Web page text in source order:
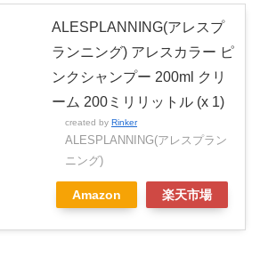
ALESPLANNING(アレスプ
ランニング) アレスカラー ピ
ンクシャンプー 200ml クリ
ーム 200ミリリットル (x 1)
created by Rinker
ALESPLANNING(アレスプラン
ニング)
Amazon 楽天市場